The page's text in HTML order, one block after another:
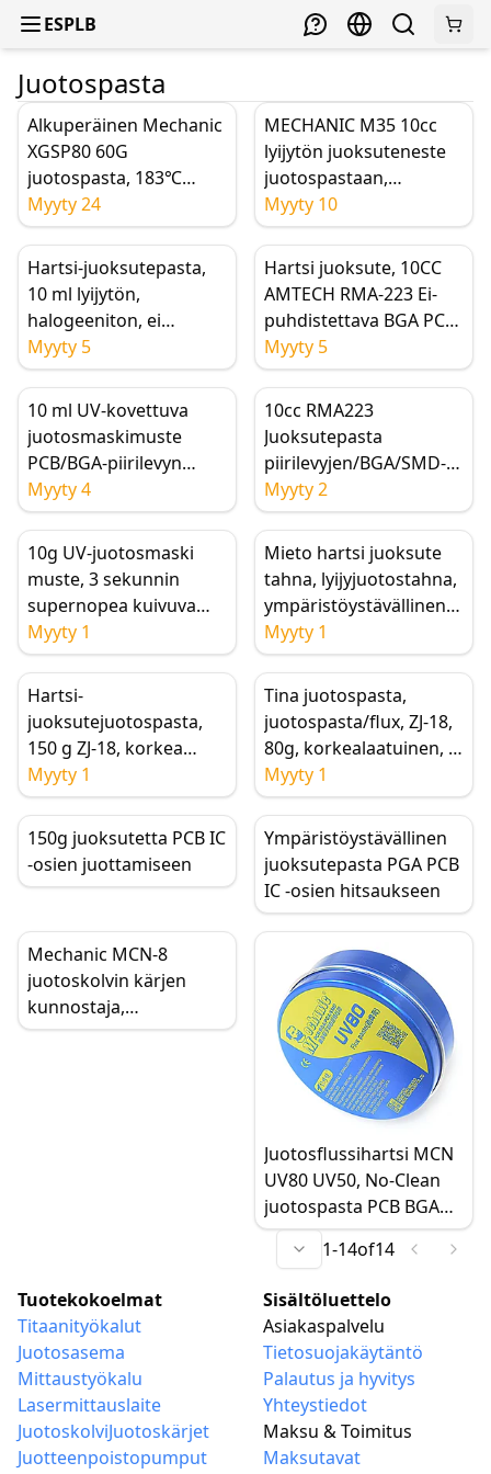
ESPLB
Juotospasta
Alkuperäinen Mechanic
XGSP80 60G
juotospasta, 183℃
sulamispiste, Flussaus-
juotospasta PCB SMD
SMT -piirien
korjaukseen
Myyty 24
MECHANIC M35 10cc
lyijytön juoksuteneste
juotospastaan,
läpinäkyvä
juotosruisku,
matkapuhelimen
emolevyn korjaus
Myyty 10
Hartsi-juoksutepasta,
10 ml lyijytön,
halogeeniton, ei
tarvitse puhdistaa
piirilevyille, BGA:lle,
sirujen
uudelleenkäsittelyyn
Myyty 5
Hartsi juoksute, 10CC
AMTECH RMA-223 Ei-
puhdistettava BGA PCB-
juoksutetahna, suuri
viskositeetti sirujen
kunnostukseen
Myyty 5
10 ml UV-kovettuva
juotosmaskimuste
PCB/BGA-piirilevyn
eristykseen ja
suojaukseen
Myyty 4
10cc RMA223
Juoksutepasta
piirilevyjen/BGA/SMD-
korjaukseen
Myyty 2
10g UV-juotosmaski
muste, 3 sekunnin
supernopea kuivuva
UV-juotosvastus
piirilevyn emolevylle,
puhelimen
joustokaapelille,
lentolinjan stabilointi
Myyty 1
Mieto hartsi juoksute
tahna, lyijyjuotostahna,
ympäristöystävällinen
juoksute PGA:lle,
PCB:lle, IC-osien
hitsaukseen, vähän
jäämiä, myrkytön
Myyty 1
Hartsi-
juoksutejuotospasta,
150 g ZJ-18, korkea
laatu, ei korroosiota,
sileä hitsauspinta
Myyty 1
Tina juotospasta,
juotospasta/flux, ZJ-18,
80g, korkealaatuinen, ei
korroosiota
Myyty 1
150g juoksutetta PCB IC
-osien juottamiseen
Ympäristöystävällinen
juoksutepasta PGA PCB
IC -osien hitsaukseen
Mechanic MCN-8
juotoskolvin kärjen
kunnostaja,
korkealaatuinen
Juotosflussihartsi MCN
UV80 UV50, No-Clean
juotospasta PCB BGA
PGA SMD:lle
1-14of14
Tuotekokoelmat
Titaanityökalut
Juotosasema
Mittaustyökalu
Lasermittauslaite
JuotoskolviJuotoskärjet
Juotteenpoistopumput
Sisältöluettelo
Asiakaspalvelu
Tietosuojakäytäntö
Palautus ja hyvitys
Yhteystiedot
Maksu & Toimitus
Maksutavat